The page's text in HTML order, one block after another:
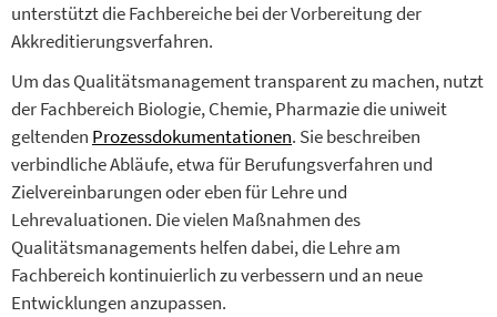
unterstützt die Fachbereiche bei der Vorbereitung der
Akkreditierungsverfahren.
Um das Qualitätsmanagement transparent zu machen, nutzt
der Fachbereich Biologie, Chemie, Pharmazie die uniweit
geltenden Prozessdokumentationen. Sie beschreiben
verbindliche Abläufe, etwa für Berufungsverfahren und
Zielvereinbarungen oder eben für Lehre und
Lehrevaluationen. Die vielen Maßnahmen des
Qualitätsmanagements helfen dabei, die Lehre am
Fachbereich kontinuierlich zu verbessern und an neue
Entwicklungen anzupassen.